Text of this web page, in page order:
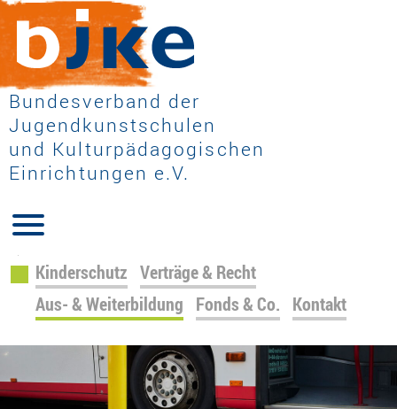
Bundesverband der
Jugendkunstschulen
und Kulturpädagogischen
Einrichtungen e.V.
Navigation
überspringen
Kinderschutz Verträge & Recht
Aus- & Weiterbildung Fonds & Co. Kontakt